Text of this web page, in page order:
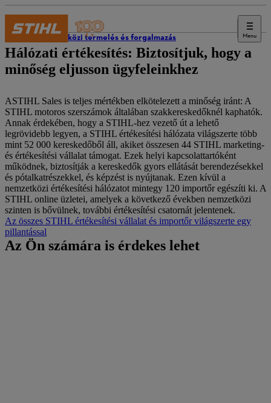
Menu
Nemzetközi termelés és forgalmazás
Hálózati értékesítés: Biztosítjuk, hogy a
minőség eljusson ügyfeleinkhez
ASTIHL Sales is teljes mértékben elkötelezett a minőség iránt: A
STIHL motoros szerszámok általában szakkereskedőknél kaphatók.
Annak érdekében, hogy a STIHL-hez vezető út a lehető
legrövidebb legyen, a STIHL értékesítési hálózata világszerte több
mint 52 000 kereskedőből áll, akiket összesen 44 STIHL marketing-
és értékesítési vállalat támogat. Ezek helyi kapcsolattartóként
működnek, biztosítják a kereskedők gyors ellátását berendezésekkel
és pótalkatrészekkel, és képzést is nyújtanak. Ezen kívül a
nemzetközi értékesítési hálózatot mintegy 120 importőr egészíti ki. A
STIHL online üzletei, amelyek a következő években nemzetközi
szinten is bővülnek, további értékesítési csatornát jelentenek.
Az összes STIHL értékesítési vállalat és importőr világszerte egy
pillantással
Az Ön számára is érdekes lehet